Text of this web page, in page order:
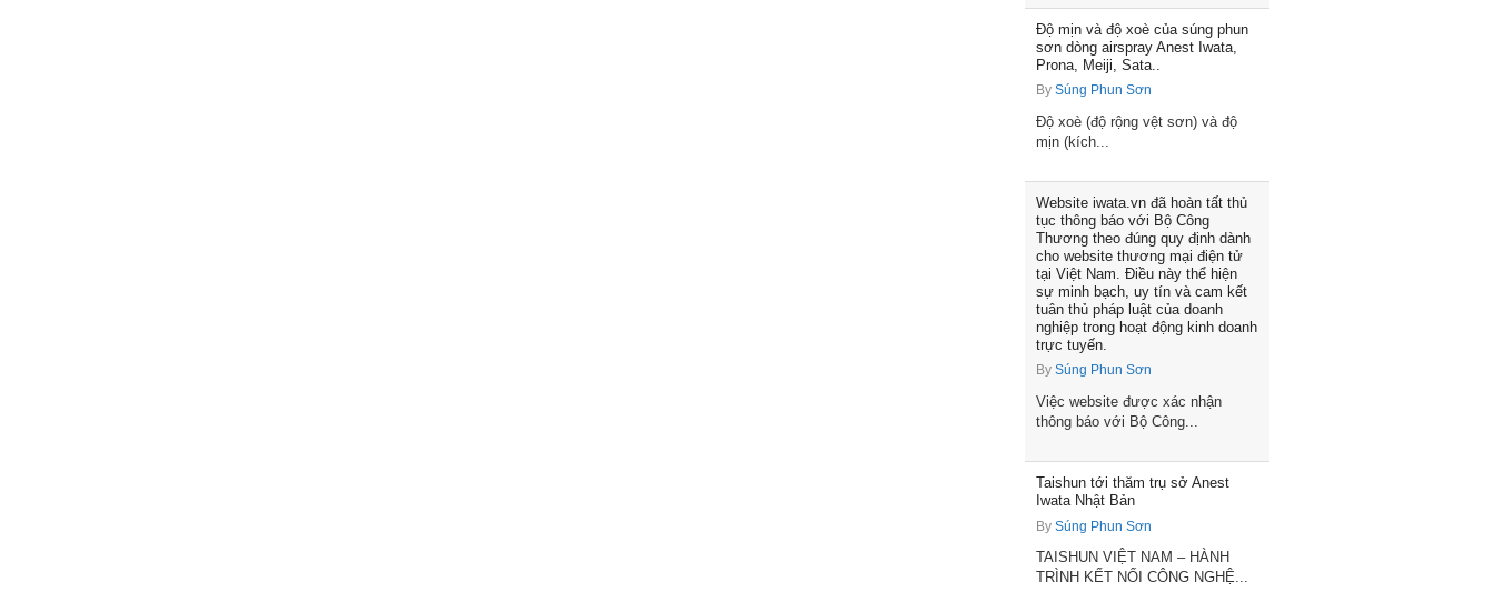
Độ mịn và độ xoè của súng phun
sơn dòng airspray Anest Iwata,
Prona, Meiji, Sata..
By Súng Phun Sơn
Độ xoè (độ rộng vệt sơn) và độ
mịn (kích...
Website iwata.vn đã hoàn tất thủ
tục thông báo với Bộ Công
Thương theo đúng quy định dành
cho website thương mại điện tử
tại Việt Nam. Điều này thể hiện
sự minh bạch, uy tín và cam kết
tuân thủ pháp luật của doanh
nghiệp trong hoạt động kinh doanh
trực tuyến.
By Súng Phun Sơn
Việc website được xác nhận
thông báo với Bộ Công...
Taishun tới thăm trụ sở Anest
Iwata Nhật Bản
By Súng Phun Sơn
TAISHUN VIỆT NAM – HÀNH
TRÌNH KẾT NỐI CÔNG NGHỆ...